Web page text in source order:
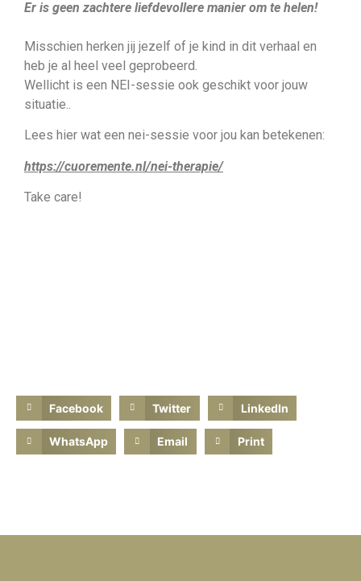
Er is geen zachtere liefdevollere manier om te helen!
Misschien herken jij jezelf of je kind in dit verhaal en
heb je al heel veel geprobeerd.
Wellicht is een NEI-sessie ook geschikt voor jouw
situatie..
Lees hier wat een nei-sessie voor jou kan betekenen:
https://cuoremente.nl/nei-therapie/
Take care!
Facebook Twitter LinkedIn
WhatsApp Email Print